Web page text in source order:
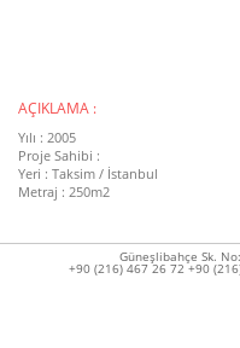
AÇIKLAMA :
Yılı : 2005
Proje Sahibi :
Yeri : Taksim / İstanbul
Metraj : 250m2
Güneşlibahçe Sk.
+90 (216) 467 26 72 +90